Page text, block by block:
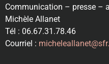
Communication – presse –
Michèle Allanet
Tél : 06.67.31.78.46
Courriel :